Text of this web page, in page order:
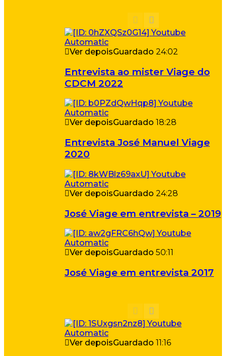
Ver depoisGuardado 24:02
Entrevista ao mister Viage do
CDCM 2022
Ver depoisGuardado 18:28
Entrevista José Manuel Viage
2020
Ver depoisGuardado 24:28
José Viage em entrevista – 2019
Ver depoisGuardado 50:11
José Viage em entrevista 2017
Ver depoisGuardado 11:16